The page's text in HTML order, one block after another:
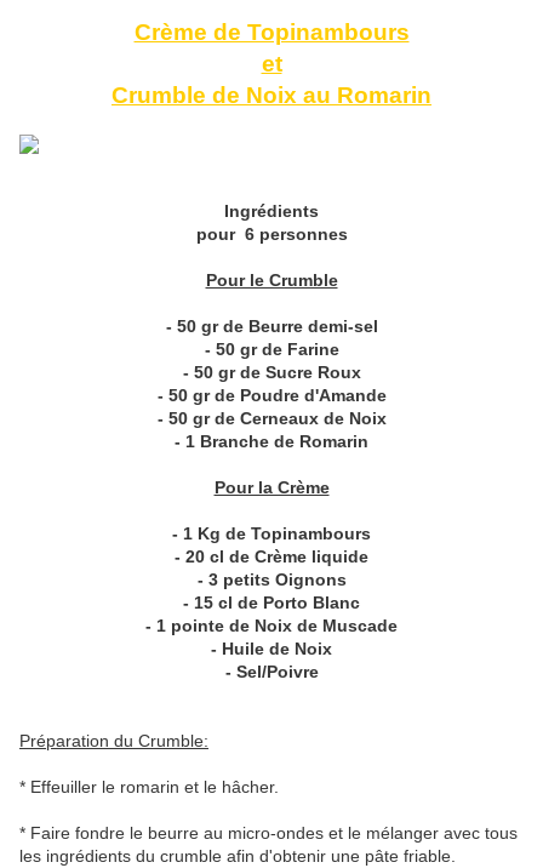
Crème de Topinambours
et
Crumble de Noix au Romarin
Ingrédients
pour 6 personnes
Pour le Crumble
- 50 gr de Beurre demi-sel
- 50 gr de Farine
- 50 gr de Sucre Roux
- 50 gr de Poudre d'Amande
- 50 gr de Cerneaux de Noix
- 1 Branche de Romarin
Pour la Crème
- 1 Kg de Topinambours
- 20 cl de Crème liquide
- 3 petits Oignons
- 15 cl de Porto Blanc
- 1 pointe de Noix de Muscade
- Huile de Noix
- Sel/Poivre
Préparation du Crumble:
* Effeuiller le romarin et le hâcher.
* Faire fondre le beurre au micro-ondes et le mélanger avec tous
les ingrédients du crumble afin d'obtenir une pâte friable.